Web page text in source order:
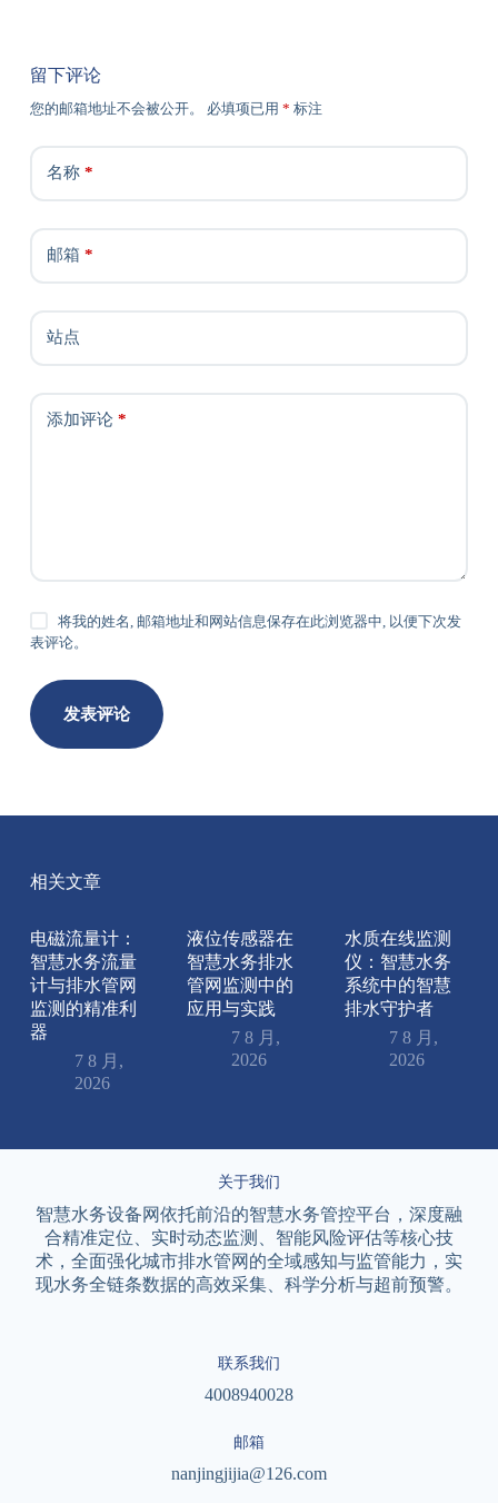
留下评论
您的邮箱地址不会被公开。 必填项已用 * 标注
名称*
邮箱 *
站点
添加评论*
将我的姓名, 邮箱地址和网站信息保存在此浏览器中, 以便下次发
表评论。
发表评论
相关文章
电磁流量计：
智慧水务流量
计与排水管网
监测的精准利
器
7 8 月,
2026
液位传感器在
智慧水务排水
管网监测中的
应用与实践
7 8 月,
2026
水质在线监测
仪：智慧水务
系统中的智慧
排水守护者
7 8 月,
2026
关于我们
智慧水务设备网依托前沿的智慧水务管控平台，深度融
合精准定位、实时动态监测、智能风险评估等核心技
术，全面强化城市排水管网的全域感知与监管能力，实
现水务全链条数据的高效采集、科学分析与超前预警。
联系我们
4008940028
邮箱
nanjingjijia@126.com